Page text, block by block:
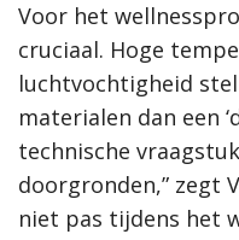
Voor het
cruciaal. Hoge
luchtvochtigheid
materialen dan een
technische
doorgronden,” zegt
niet pas tijdens het